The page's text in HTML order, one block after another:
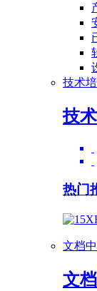
技术
技
热门
文档
文